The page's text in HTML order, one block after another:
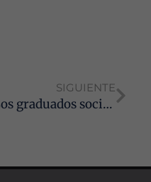
SIGUIENTE
Los graduados sociales promueven la mediación como herramienta para evitar los retrasos de la Justicia en Andalucía